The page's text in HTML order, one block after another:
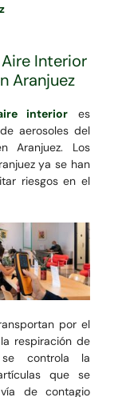
Interior
Aranjuez
interior es
aerosoles del
Aranjuez. Los
ya se han
riesgos en el
por el
respiración de
se controla la
que se
de contagio